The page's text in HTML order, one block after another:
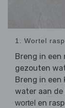
1. Wortel
Breng in een
gezouten
Breng in een
water aan de
wortel en